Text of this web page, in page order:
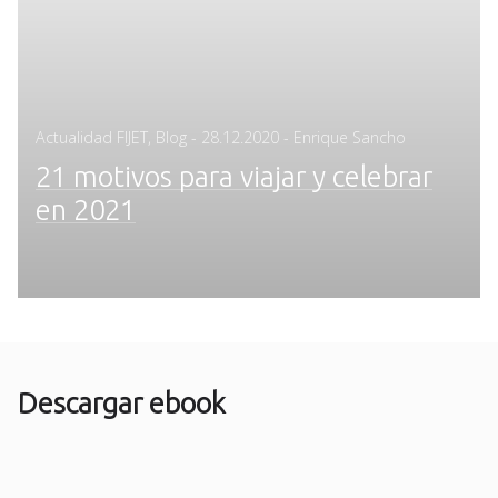
Actualidad FIJET Blog - Posted
28.12.2020 - Enrique Sancho
21 motivos para viajar y celebrar
en 2021
Descargar ebook